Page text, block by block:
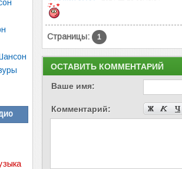
Страницы: 1
ОСТАВИТЬ КОММЕНТАРИЙ
Ваше имя:
Комментарий: